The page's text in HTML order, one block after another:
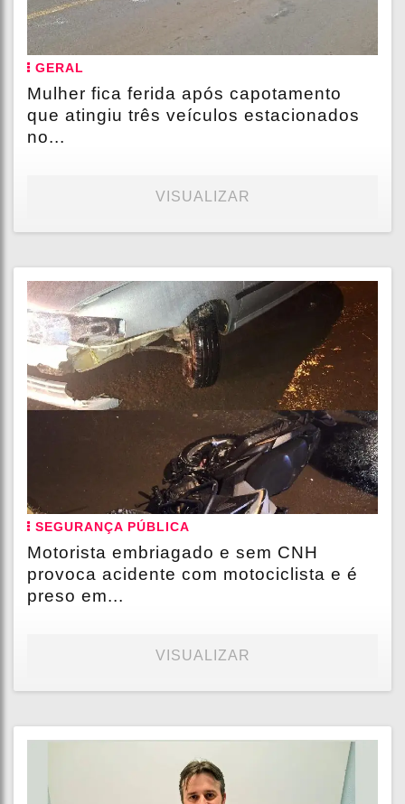
GERAL
Mulher fica ferida após capotamento
que atingiu três veículos estacionados
no...
VISUALIZAR
SEGURANÇA PÚBLICA
Motorista embriagado e sem CNH
provoca acidente com motociclista e é
preso em...
VISUALIZAR